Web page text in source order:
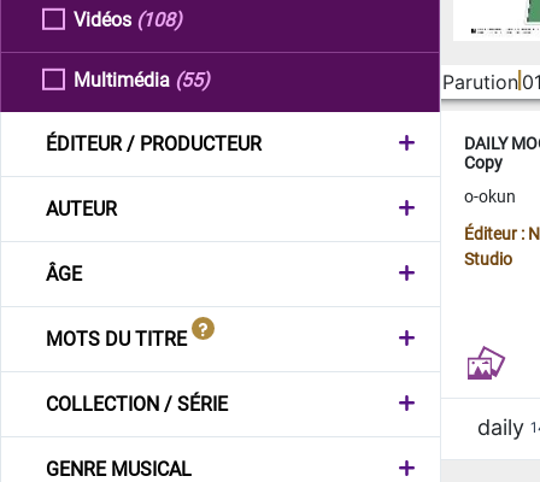
Vidéos (108)
Multimédia (55)
ÉDITEUR / PRODUCTEUR
AUTEUR
ÂGE
MOTS DU TITRE
COLLECTION / SÉRIE
GENRE MUSICAL
Parution
DAILY
Copy
o-okun
Éditeur :
Studio
daily